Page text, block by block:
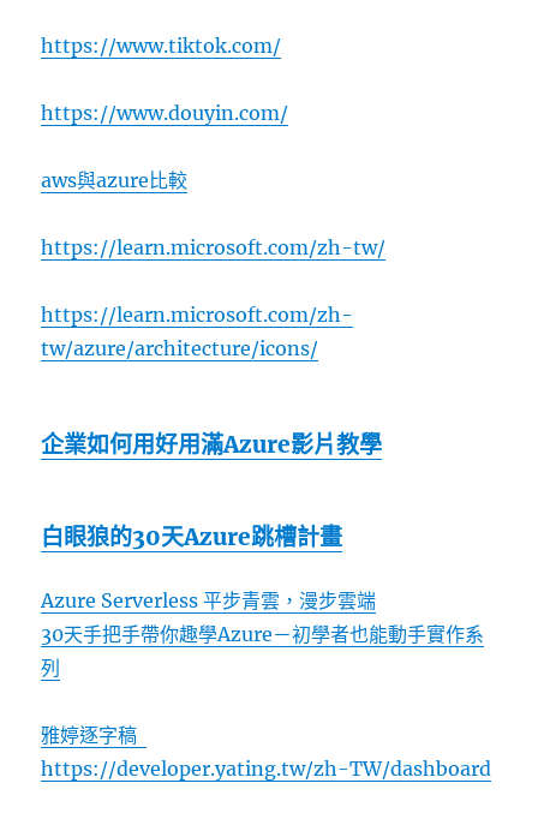
https://www.tiktok.com/
https://www.douyin.com/
aws與azure比較
https://learn.microsoft.com/zh-tw/
https://learn.microsoft.com/zh-
tw/azure/architecture/icons/
企業如何用好用滿Azure影片教學
白眼狼的30天Azure跳槽計畫
Azure Serverless 平步青雲，漫步雲端
30天手把手帶你趣學Azure－初學者也能動手實作系
列
雅婷逐字稿
https://developer.yating.tw/zh-TW/dashboard